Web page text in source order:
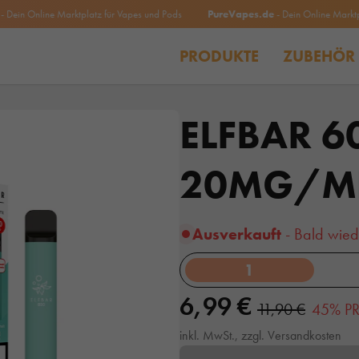
Marktplatz für Vapes und Pods PureVapes.de- Dein Online Marktplatz
PRODUKTE ZUBEHÖR
ELFBAR
20MG/
Ausverkauft - Bald
1
6,99 € 11,90 € 45%
inkl. MwSt., zzgl. Versandkosten